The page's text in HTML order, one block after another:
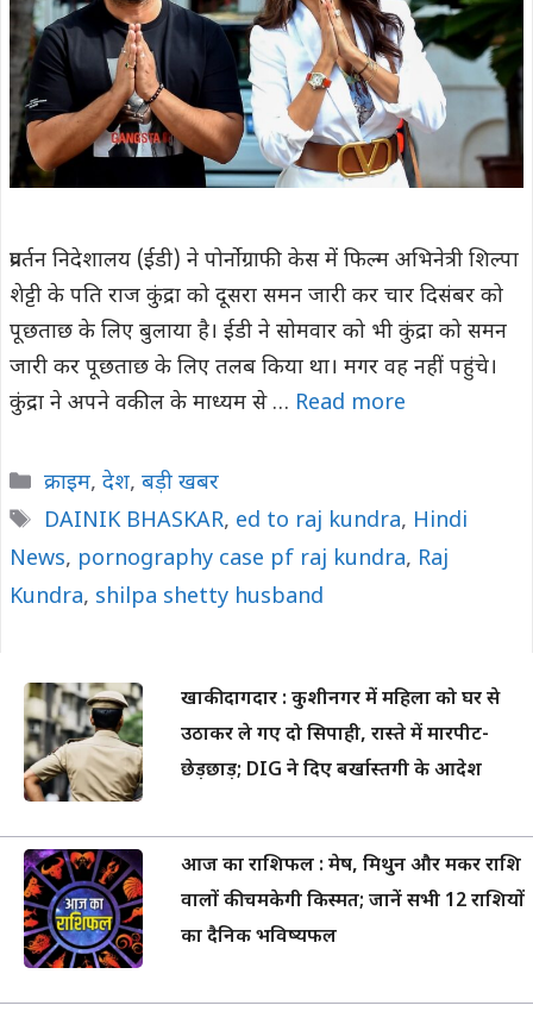
प्रवर्तन निदेशालय (ईडी) ने पोर्नोग्राफी केस में फिल्म अभिनेत्री शिल्पा
शेट्टी के पति राज कुंद्रा को दूसरा समन जारी कर चार दिसंबर को
पूछताछ के लिए बुलाया है। ईडी ने सोमवार को भी कुंद्रा को समन
जारी कर पूछताछ के लिए तलब किया था। मगर वह नहीं पहुंचे।
कुंद्रा ने अपने वकील के माध्यम से … Read more
Categories
क्राइम, देश, बड़ी खबर
Tags
DAINIK BHASKAR, ed to raj kundra, Hindi
News, pornography case pf raj kundra, Raj
Kundra, shilpa shetty husband
खाकी दागदार : कुशीनगर में महिला को घर से
उठाकर ले गए दो सिपाही, रास्ते में मारपीट-
छेड़छाड़; DIG ने दिए बर्खास्तगी के आदेश
आज का राशिफल : मेष, मिथुन और मकर राशि
वालों की चमकेगी किस्मत; जानें सभी 12 राशियों
का दैनिक भविष्यफल